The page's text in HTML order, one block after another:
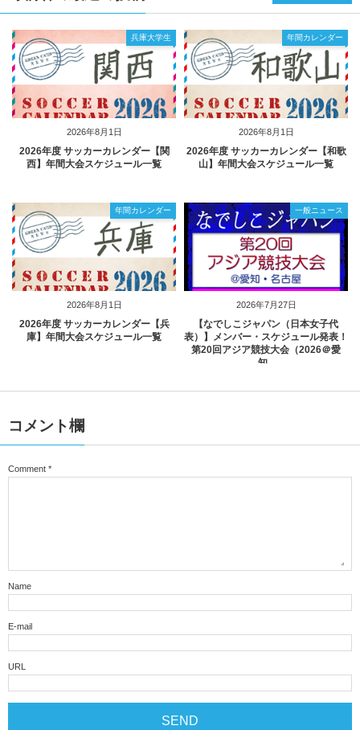
2026年8月1日
兵庫大学生
2026年度 サッカーカレンダー【関
西】年間大会スケジュール一覧
2026年8月1日
年間カレンダー
2026年度 サッカーカレンダー【和歌
山】年間大会スケジュール一覧
2026年8月1日
年間カレンダー
2026年度 サッカーカレンダー【兵
庫】年間大会スケジュール一覧
2026年7月27日
一般ニュース
【なでしこジャパン（日本女子代
表）】メンバー・スケジュール発表！
第20回アジア競技大会（2026＠愛
知...
コメント欄
Comment *
Name
E-mail
URL